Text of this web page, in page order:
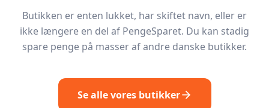
Butikken er enten lukket, har skiftet navn, eller er
ikke længere en del af PengeSparet. Du kan stadig
spare penge på masser af andre danske butikker.
Se alle vores butikker